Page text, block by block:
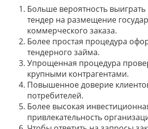
Больше вероятность выиграть
тендер на размещение
коммерческого заказа.
Более простая процедура
тендерного займа.
Упрощенная процедура
крупными контрагентами.
Повышенное доверие
потребителей.
Более высокая
привлекательность